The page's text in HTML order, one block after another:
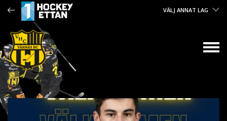
VÄLJ ANNAT LAG